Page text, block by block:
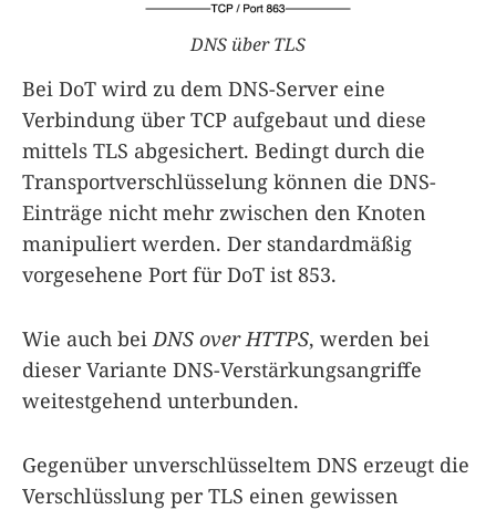
DNS über TLS
Bei DoT wird zu dem DNS-Server eine
Verbindung über TCP aufgebaut und diese
mittels TLS abgesichert. Bedingt durch die
Transportverschlüsselung können die DNS-
Einträge nicht mehr zwischen den Knoten
manipuliert werden. Der standardmäßig
vorgesehene Port für DoT ist 853.
Wie auch bei DNS over HTTPS, werden bei
dieser Variante DNS-Verstärkungsangriffe
weitestgehend unterbunden.
Gegenüber unverschlüsseltem DNS erzeugt die
Verschlüsslung per TLS einen gewissen